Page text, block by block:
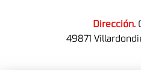
Dirección.
49871